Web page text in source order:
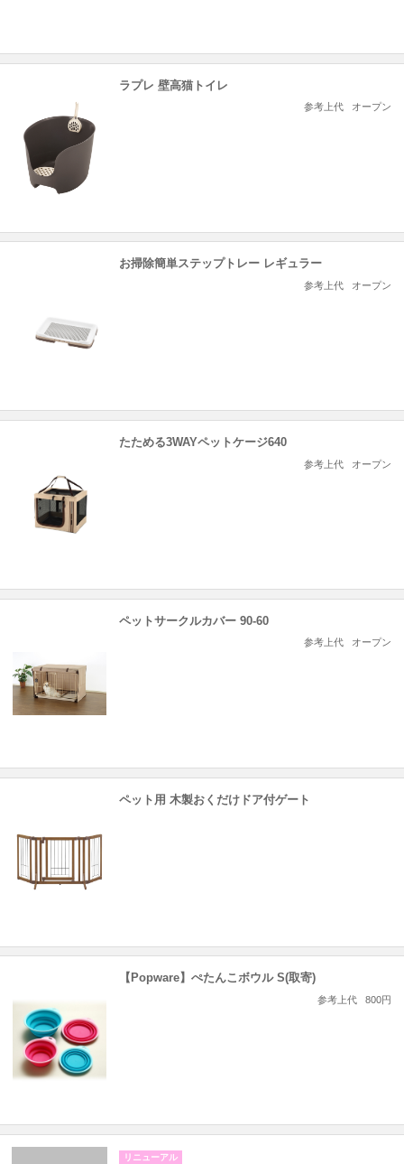
ラプレ 壁高猫トイレ
参考上代 オープン
お掃除簡単ステップトレー レギュラー
参考上代 オープン
たためる3WAYペットケージ640
参考上代 オープン
ペットサークルカバー 90-60
参考上代 オープン
ペット用 木製おくだけドア付ゲート
【Popware】ぺたんこボウル S(取寄)
参考上代 800円
リニューアル